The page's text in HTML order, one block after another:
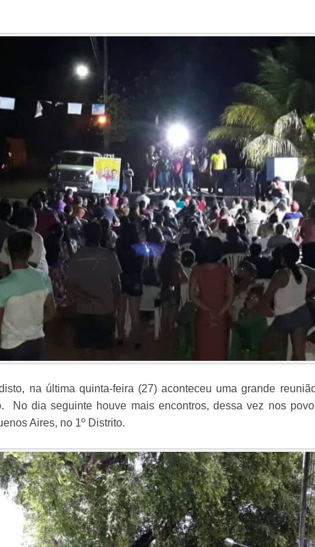
na última quinta-feira (27) aconteceu uma grande
No dia seguinte houve mais encontros, dessa vez nos
Aires, no 1º Distrito.